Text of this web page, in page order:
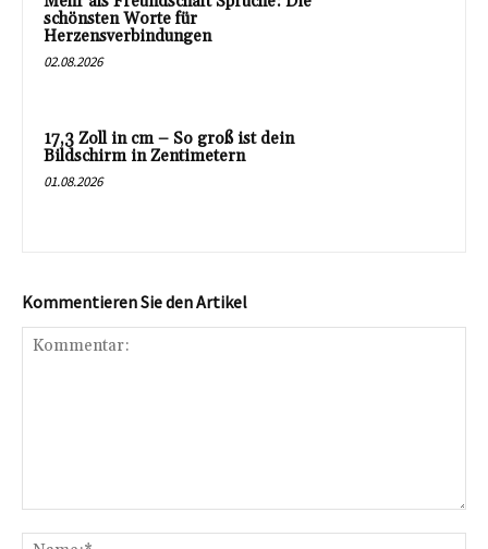
schönsten Worte für
Herzensverbindungen
02.08.2026
17,3 Zoll in cm – So groß ist dein
Bildschirm in Zentimetern
01.08.2026
Kommentieren Sie den Artikel